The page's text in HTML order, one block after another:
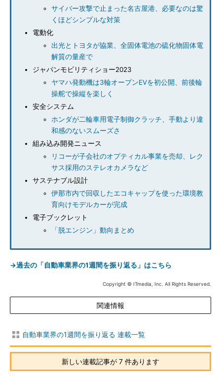
サイバー攻撃で止まった名古屋港、必要なのは驚
くほどシンプルな対策
電動化
出光とトヨタが協業、全固体電池の硫化物固体電
解質の量産で
ジャパンモビリティショー2023
ヤマハ発動機は3輪オープンEVを初公開、前後輪
操舵で操縦を楽しく
安全システム
ホンダが二輪車用電子制御クラッチ、手動より違
和感のないスムーズさ
組み込み開発ニュース
リコーが子会社のオプティカル事業を売却、レク
サス採用のステレオカメラなど
サステナブル設計
伊那市内で回収したエコキャップを使った環境教
育向けモデルカーが完成
電子ブックレット
「脱エンジン」動向まとめ
→過去の「自動車業界の1週間を振り返る」はこちら
Copyright © ITmedia, Inc. All Rights Reserved.
関連情報
自動車業界の1週間を振り返る 連載一覧
新しい連載記事が 7 件あります